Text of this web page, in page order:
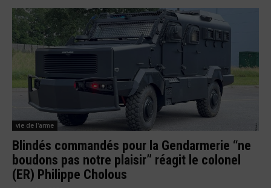
vie de l'arme
Blindés commandés pour la Gendarmerie “ne
boudons pas notre plaisir” réagit le colonel
(ER) Philippe Cholous